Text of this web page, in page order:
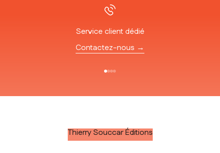
Service client dédié
Contactez-nous →
Thierry Souccar Éditions